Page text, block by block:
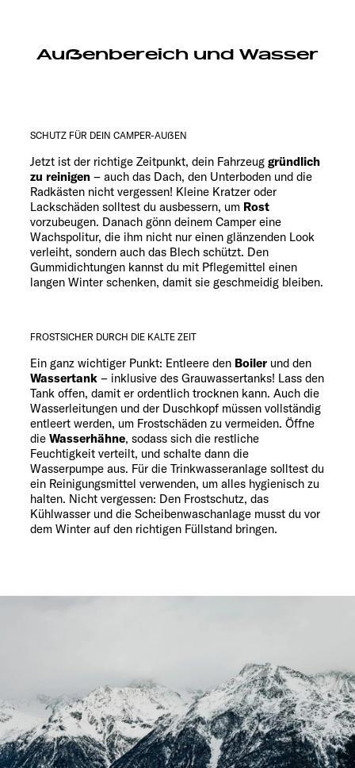
Außenbereich und Wasser
SCHUTZ FÜR DEIN CAMPER-AUßEN
Jetzt ist der richtige Zeitpunkt, dein Fahrzeug gründlich
zu reinigen – auch das Dach, den Unterboden und die
Radkästen nicht vergessen! Kleine Kratzer oder
Lackschäden solltest du ausbessern, um Rost
vorzubeugen. Danach gönn deinem Camper eine
Wachspolitur, die ihm nicht nur einen glänzenden Look
verleiht, sondern auch das Blech schützt. Den
Gummidichtungen kannst du mit Pflegemittel einen
langen Winter schenken, damit sie geschmeidig bleiben.
FROSTSICHER DURCH DIE KALTE ZEIT
Ein ganz wichtiger Punkt: Entleere den Boiler und den
Wassertank – inklusive des Grauwassertanks! Lass den
Tank offen, damit er ordentlich trocknen kann. Auch die
Wasserleitungen und der Duschkopf müssen vollständig
entleert werden, um Frostschäden zu vermeiden. Öffne
die Wasserhähne, sodass sich die restliche
Feuchtigkeit verteilt, und schalte dann die
Wasserpumpe aus. Für die Trinkwasseranlage solltest du
ein Reinigungsmittel verwenden, um alles hygienisch zu
halten. Nicht vergessen: Den Frostschutz, das
Kühlwasser und die Scheibenwaschanlage musst du vor
dem Winter auf den richtigen Füllstand bringen.